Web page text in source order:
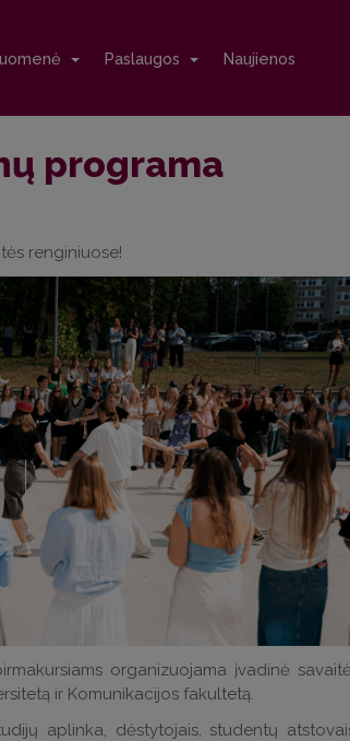
Paslaugos Naujienos
programa
renginiuose!
organizuojama įvadinė
ir Komunikacijos fakultetą.
aplinka, dėstytojais, studentų